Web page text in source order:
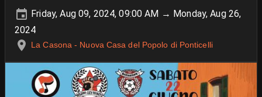
Friday, Aug 09, 2024, 09:00 AM → Monday, Aug 26,
2024
La Casona - Nuova Casa del Popolo di Ponticelli